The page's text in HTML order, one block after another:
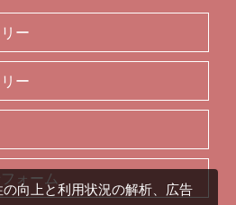
ー
ー
ォーム
向上と利用状況の解析、広告